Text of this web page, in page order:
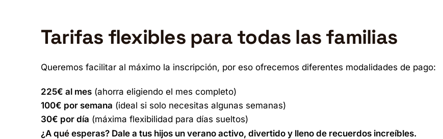
Tarifas flexibles para todas las familias
Queremos facilitar al máximo la inscripción, por eso ofrecemos diferentes modalidades de pago:
225€ al mes (ahorra eligiendo el mes completo)
100€ por semana (ideal si solo necesitas algunas semanas)
30€ por día (máxima flexibilidad para días sueltos)
¿A qué esperas? Dale a tus hijos un verano activo, divertido y lleno de recuerdos increíbles.